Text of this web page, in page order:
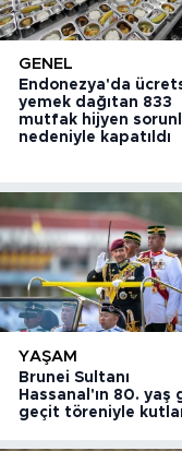
GENEL
Endonezya'da
yemek dağıtan 833
mutfak hijyen
nedeniyle kapatıldı
YAŞAM
Brunei Sultanı
Hassanal'ın 80. yaş
geçit töreniyle